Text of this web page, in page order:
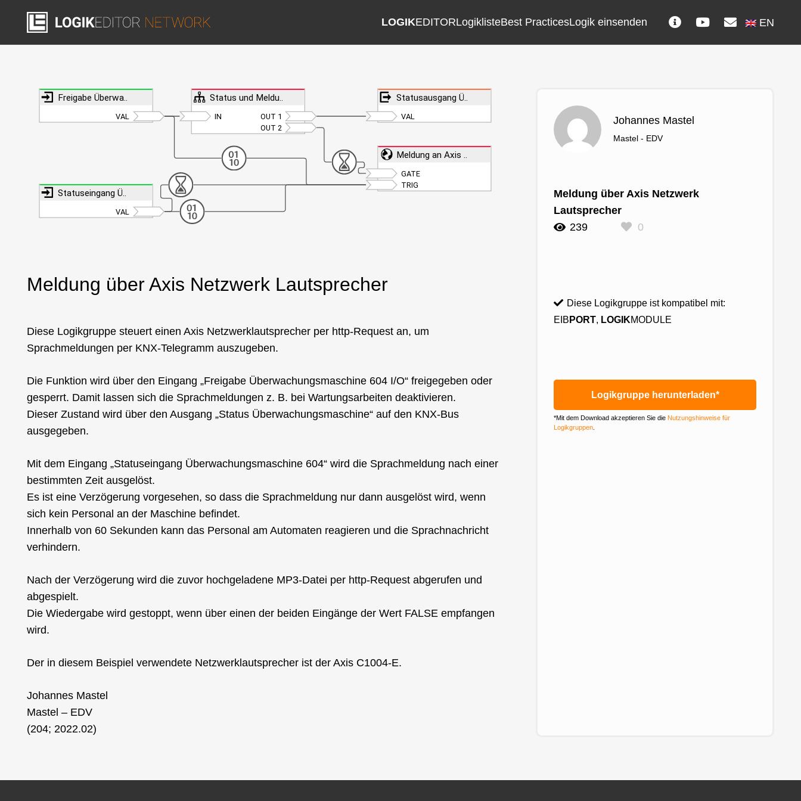
LOGIKEDITORLogiklisteBest PracticesLogik einsenden EN
Meldung über Axis Netzwerk Lautsprecher
Diese Logikgruppe steuert einen Axis Netzwerklautsprecher per http-Request an, um
Sprachmeldungen per KNX-Telegramm auszugeben.
Die Funktion wird über den Eingang „Freigabe Überwachungsmaschine 604 I/O“ freigegeben oder
gesperrt. Damit lassen sich die Sprachmeldungen z. B. bei Wartungsarbeiten deaktivieren.
Dieser Zustand wird über den Ausgang „Status Überwachungsmaschine“ auf den KNX-Bus
ausgegeben.
Mit dem Eingang „Statuseingang Überwachungsmaschine 604“ wird die Sprachmeldung nach einer
bestimmten Zeit ausgelöst.
Es ist eine Verzögerung vorgesehen, so dass die Sprachmeldung nur dann ausgelöst wird, wenn
sich kein Personal an der Maschine befindet.
Innerhalb von 60 Sekunden kann das Personal am Automaten reagieren und die Sprachnachricht
verhindern.
Nach der Verzögerung wird die zuvor hochgeladene MP3-Datei per http-Request abgerufen und
abgespielt.
Die Wiedergabe wird gestoppt, wenn über einen der beiden Eingänge der Wert FALSE empfangen
wird.
Der in diesem Beispiel verwendete Netzwerklautsprecher ist der Axis C1004-E.
Johannes Mastel
Mastel – EDV
(204; 2022.02)
Johannes Mastel
Mastel - EDV
Meldung über Axis Netzwerk
Lautsprecher
239
0
Diese Logikgruppe ist kompatibel mit:
EIBPORT, LOGIKMODULE
Logikgruppe herunterladen*
*Mit dem Download akzeptieren Sie die Nutzungshinweise für
Logikgruppen